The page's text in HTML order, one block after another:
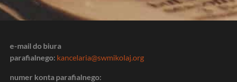
e-mail do biura
parafialnego: kancelaria@swmikolaj.org
numer konta parafialnego: